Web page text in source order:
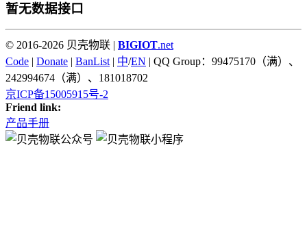
暂无数据接口
© 2016-2026 贝壳物联 | BIGIOT.net
Code | Donate | BanList | 中/EN | QQ Group：99475170（满）、
242994674（满）、181018702
京ICP备15005915号-2
Friend link:
产品手册